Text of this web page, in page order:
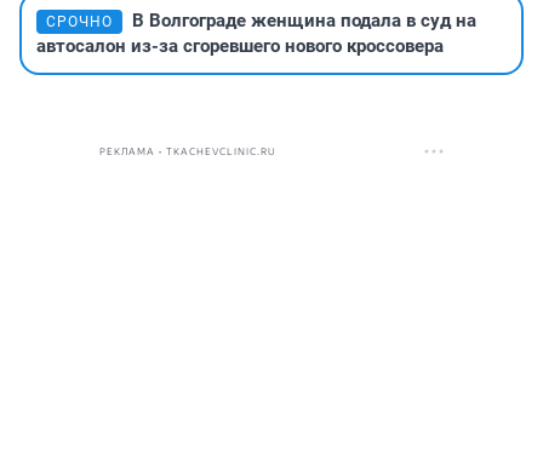
СРОЧНО
В Волгограде женщина подала в суд на
автосалон из-за сгоревшего нового кроссовера
РЕКЛАМА • TKACHEVCLINIC.RU